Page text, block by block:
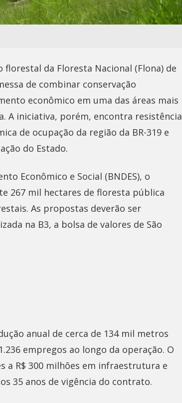
da Floresta Nacional (Flona) de
de combinar conservação
econômico em uma das áreas mais
A iniciativa, porém, encontra resistência
de ocupação da região da BR-319 e
do Estado.
Econômico e Social (BNDES), o
267 mil hectares de floresta pública
As propostas deverão ser
na B3, a bolsa de valores de São
anual de cerca de 134 mil metros
empregos ao longo da operação. O
a R$ 300 milhões em infraestrutura e
35 anos de vigência do contrato.